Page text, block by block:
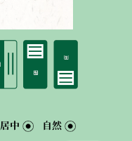
居中 自然